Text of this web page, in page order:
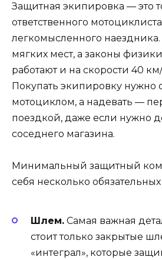
Защитная экипировка — это
ответственного
легкомысленного наездника.
мягких мест, а законы
работают и на скорости 40
Покупать экипировку нужно
мотоциклом, а надевать —
поездкой, даже если нужно
соседнего магазина.
Минимальный защитный
себя несколько
Шлем. Самая важная
стоит только закрытые
«интеграл», которые